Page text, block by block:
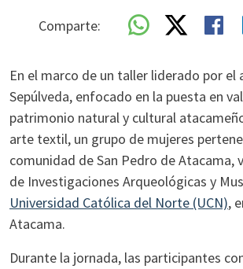
Comparte:
En el marco de un taller liderado por el
Sepúlveda, enfocado en la puesta en
patrimonio natural y cultural
arte textil, un grupo de mujeres
comunidad de San Pedro de
de Investigaciones Arqueológicas y
Universidad Católica del Norte (UCN),
Atacama.
Durante la jornada, las participantes